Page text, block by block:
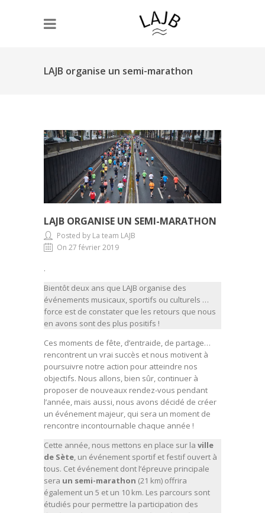
LAJB organise un semi-marathon
LAJB ORGANISE UN SEMI-MARATHON
Posted by La team LAJB
On 27 février 2019
.
Bientôt deux ans que LAJB organise des
événements musicaux, sportifs ou culturels …
force est de constater que les retours que nous
en avons sont des plus positifs !
Ces moments de fête, d’entraide, de partage…
rencontrent un vrai succès et nous motivent à
poursuivre notre action pour atteindre nos
objectifs. Nous allons, bien sûr, continuer à
proposer de nouveaux rendez-vous pendant
l’année, mais aussi, nous avons décidé de créer
un événement majeur, qui sera un moment de
rencontre incontournable chaque année !
Cette année, nous mettons en place sur la ville
de Sète, un événement sportif et festif ouvert à
tous. Cet événement dont l’épreuve principale
sera un semi-marathon (21 km) offrira
également un 5 et un 10 km. Les parcours sont
étudiés pour permettre la participation des